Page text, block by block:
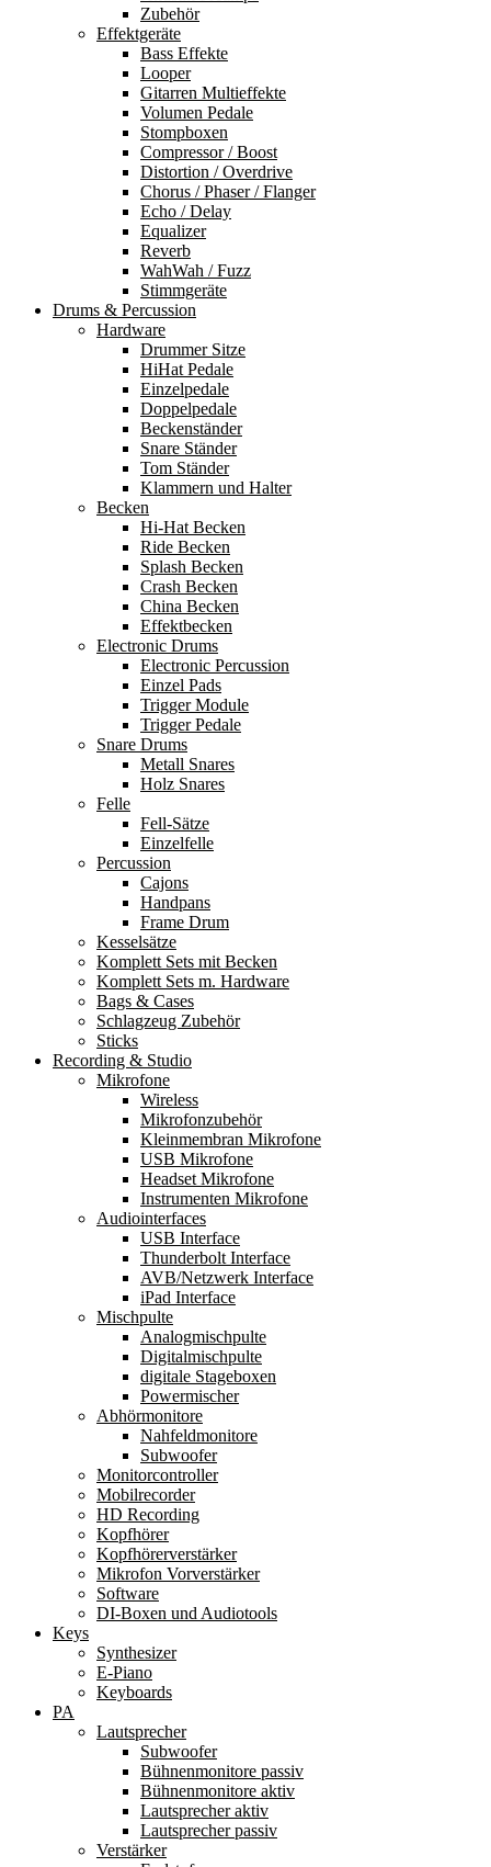
Zubehör
Effektgeräte
Bass Effekte
Looper
Gitarren Multieffekte
Volumen Pedale
Stompboxen
Compressor / Boost
Distortion / Overdrive
Chorus / Phaser / Flanger
Echo / Delay
Equalizer
Reverb
WahWah / Fuzz
Stimmgeräte
Drums & Percussion
Hardware
Drummer Sitze
HiHat Pedale
Einzelpedale
Doppelpedale
Beckenständer
Snare Ständer
Tom Ständer
Klammern und Halter
Becken
Hi-Hat Becken
Ride Becken
Splash Becken
Crash Becken
China Becken
Effektbecken
Electronic Drums
Electronic Percussion
Einzel Pads
Trigger Module
Trigger Pedale
Snare Drums
Metall Snares
Holz Snares
Felle
Fell-Sätze
Einzelfelle
Percussion
Cajons
Handpans
Frame Drum
Kesselsätze
Komplett Sets mit Becken
Komplett Sets m. Hardware
Bags & Cases
Schlagzeug Zubehör
Sticks
Recording & Studio
Mikrofone
Wireless
Mikrofonzubehör
Kleinmembran Mikrofone
USB Mikrofone
Headset Mikrofone
Instrumenten Mikrofone
Audiointerfaces
USB Interface
Thunderbolt Interface
AVB/Netzwerk Interface
iPad Interface
Mischpulte
Analogmischpulte
Digitalmischpulte
digitale Stageboxen
Powermischer
Abhörmonitore
Nahfeldmonitore
Subwoofer
Monitorcontroller
Mobilrecorder
HD Recording
Kopfhörer
Kopfhörerverstärker
Mikrofon Vorverstärker
Software
DI-Boxen und Audiotools
Keys
Synthesizer
E-Piano
Keyboards
PA
Lautsprecher
Subwoofer
Bühnenmonitore passiv
Bühnenmonitore aktiv
Lautsprecher aktiv
Lautsprecher passiv
Verstärker